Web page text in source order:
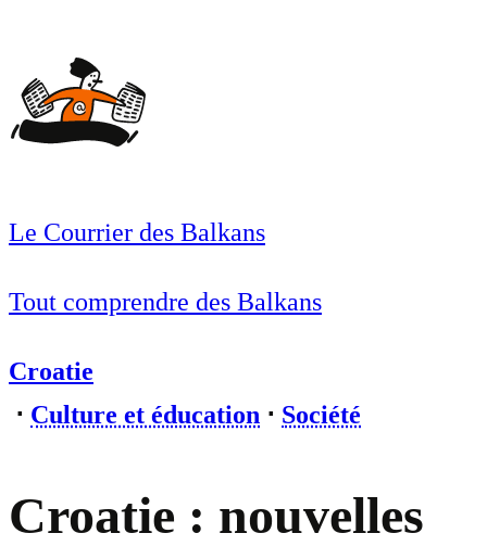
Le Courrier des Balkans
Tout comprendre des Balkans
Croatie
⋅ Culture et éducation ⋅ Société
Croatie : nouvelles